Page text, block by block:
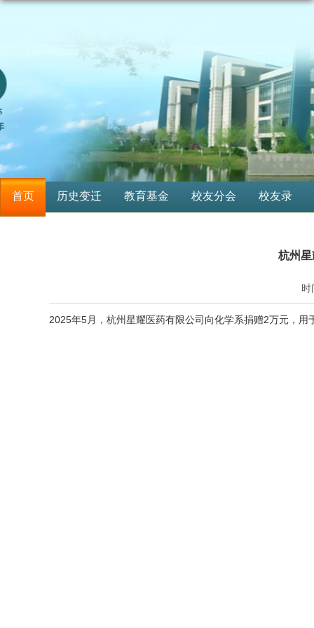
首页 历史变迁 教育基金 校友分会 校友录
杭州
时
2025年5月，杭州星耀医药有限公司向化学系捐赠2万元，用